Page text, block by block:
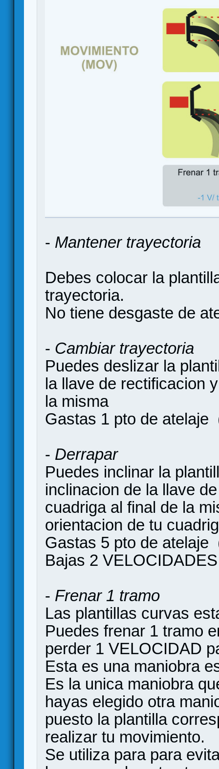
- Mantener trayectoria
Debes colocar la
trayectoria.
No tiene desgaste de
- Cambiar trayectoria
Puedes deslizar la
la llave de rectificacion
la misma
Gastas 1 pto de atelaje
- Derrapar
Puedes inclinar la
inclinacion de la llave
cuadriga al final de la
orientacion de tu
Gastas 5 pto de atelaje
Bajas 2
- Frenar 1 tramo
Las plantillas curvas
Puedes frenar 1 tramo
perder 1 VELOCIDAD
Esta es una maniobra
Es la unica maniobra
hayas elegido otra
puesto la plantilla
realizar tu movimiento.
Se utiliza para para